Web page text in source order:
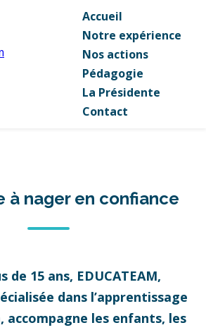
Accueil
Notre expérience
Nos actions
Pédagogie
La Présidente
Contact
à nager en confiance
de 15 ans, EDUCATEAM,
dans l’apprentissage
accompagne les enfants, les